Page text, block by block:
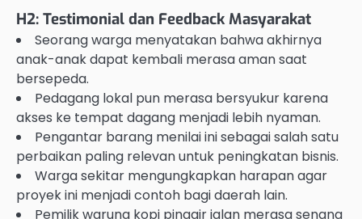
H2: Testimonial dan Feedback Masyarakat
Seorang warga menyatakan bahwa akhirnya
anak-anak dapat kembali merasa aman saat
bersepeda.
Pedagang lokal pun merasa bersyukur karena
akses ke tempat dagang menjadi lebih nyaman.
Pengantar barang menilai ini sebagai salah satu
perbaikan paling relevan untuk peningkatan bisnis.
Warga sekitar mengungkapkan harapan agar
proyek ini menjadi contoh bagi daerah lain.
Pemilik warung kopi pinggir jalan merasa senang